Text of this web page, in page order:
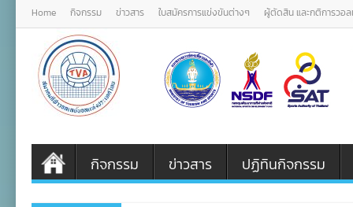
Home กิจกรรม ข่าวสาร ใบสมัครการแข่งขันต่างๆ ผู้ตัดสิน และกติการวอ
กิจกรรม ข่าวสาร ปฏิทินกิจกรรม